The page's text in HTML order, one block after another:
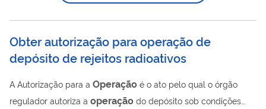
Obter autorização para operação de
depósito de rejeitos radioativos
A Autorização para a Operação é o ato pelo qual o órgão
regulador autoriza a operação do depósito sob condições